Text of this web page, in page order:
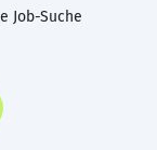
Job-Suche